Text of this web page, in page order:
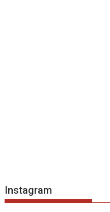
Instagram